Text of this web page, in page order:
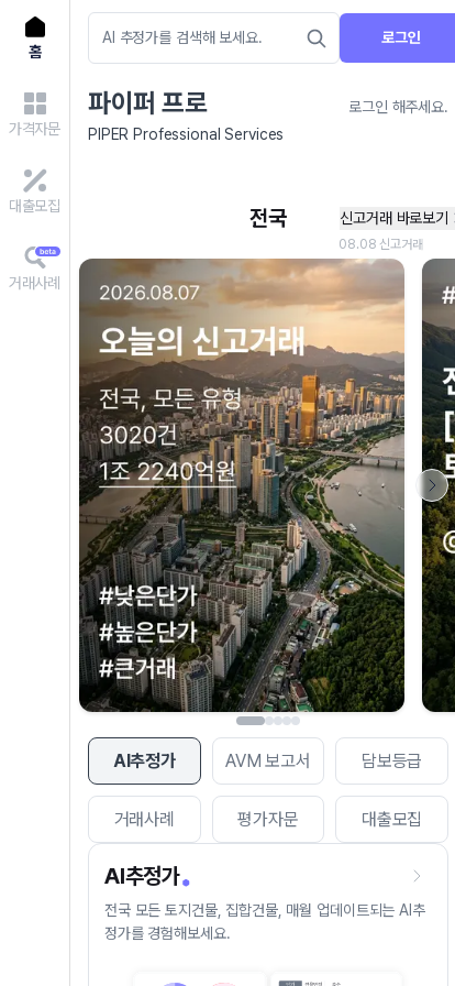
홈
가격자문
대출모집
거래사례
로그인
파이퍼 프로
로그인 해주세요.
PIPER Professional Services
AI추정가 AVM 보고서 담보등급
거래사례 평가자문 대출모집
AI추정가
전국 모든 토지건물, 집합건물, 매월 업데이트되는 AI추
정가를 경험해보세요.